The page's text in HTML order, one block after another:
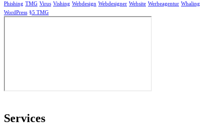
Phishing TMG Virus Vishing Webdesign Webdesigner Website Werbeagentur Whaling
WordPress §5 TMG
Services